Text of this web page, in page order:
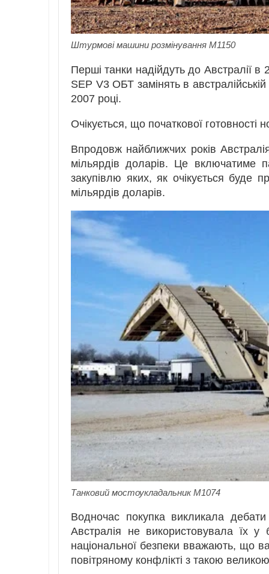
Штурмові машини розмінування M1150
Перші танки надійдуть до Австралії в
SEP V3 ОБТ замінять в
2007 році.
Очікується, що початкової готовності
Впродовж найближчих років
мільярдів доларів. Це
закупівлю яких, як очікується буде
мільярдів доларів.
Танковий мостоукладальник M1074
Водночас покупка викликала
Австралія не використовувала їх у
національної безпеки вважають, що
повітряному конфлікті з такою